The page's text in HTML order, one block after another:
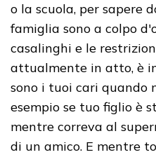
o la scuola, per sapere
famiglia sono a colpo
casalinghi e le
attualmente in atto, è
sono i tuoi cari quando
esempio se tuo figlio è
mentre correva al
di un amico. E mentre